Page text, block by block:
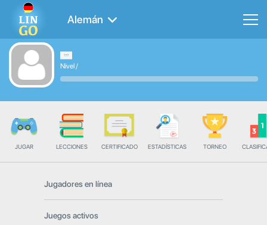
Alemán
Nivel/
JUGAR LECCIONES CERTIFICADO ESTADÍSTICAS TORNEO
Jugadores en línea
Juegos activos